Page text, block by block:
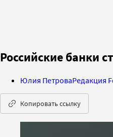
Российские банки
Юлия ПетроваРедакция
Копировать ссылку